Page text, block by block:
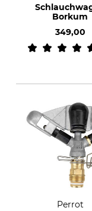
Borkum
349,00
Perrot